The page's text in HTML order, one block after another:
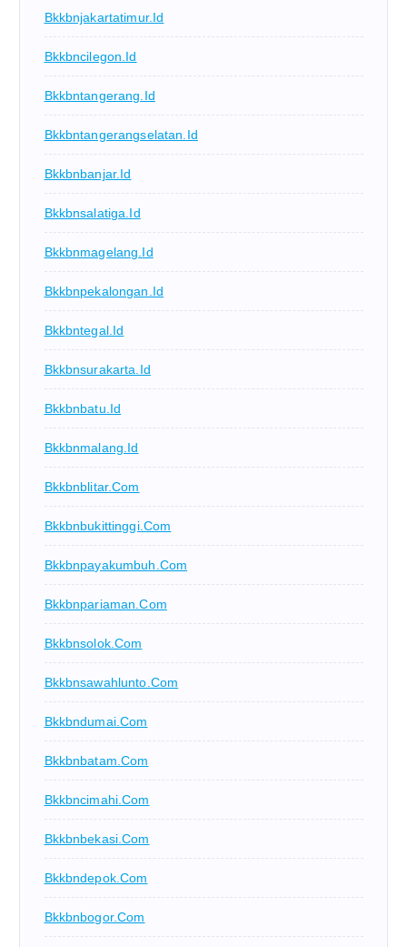
Bkkbnjakartatimur.id
Bkkbncilegon.id
Bkkbntangerang.id
Bkkbntangerangselatan.id
Bkkbnbanjar.id
Bkkbnsalatiga.id
Bkkbnmagelang.id
Bkkbnpekalongan.id
Bkkbntegal.id
Bkkbnsurakarta.id
Bkkbnbatu.id
Bkkbnmalang.id
Bkkbnblitar.com
Bkkbnbukittinggi.com
Bkkbnpayakumbuh.com
Bkkbnpariaman.com
Bkkbnsolok.com
Bkkbnsawahlunto.com
Bkkbndumai.com
Bkkbnbatam.com
Bkkbncimahi.com
Bkkbnbekasi.com
Bkkbndepok.com
Bkkbnbogor.com